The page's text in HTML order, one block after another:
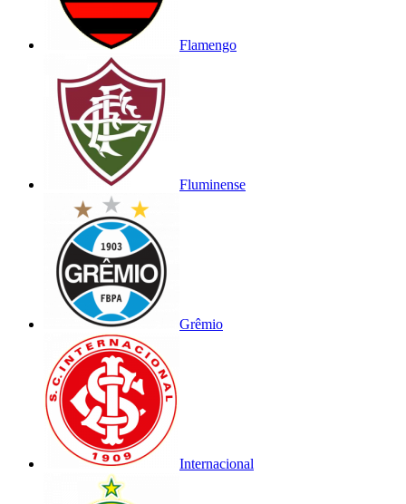
Flamengo
Fluminense
Grêmio
Internacional